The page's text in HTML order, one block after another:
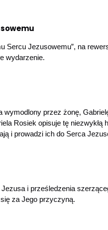
Sercu Jezusowemu”, na
wydarzenie.
przez żonę,
Rosiek opisuje tę niezwykłą
i prowadzi ich do Serca
i prześledzenia
za Jego przyczyną.